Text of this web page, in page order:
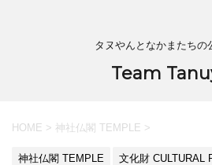
タヌやんとなかまたちの
Team
HOME > 神社仏閣 TEMPLE >
神社仏閣 TEMPLE 文化財 CULTURAL